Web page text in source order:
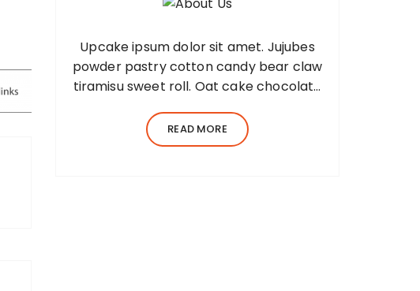
Upcake ipsum dolor sit amet. Jujubes
powder pastry cotton candy bear claw
tiramisu sweet roll. Oat cake chocolate
consectetur adipiscing elit, sed do
eiusmod tempor incididunt ut…
READ MORE